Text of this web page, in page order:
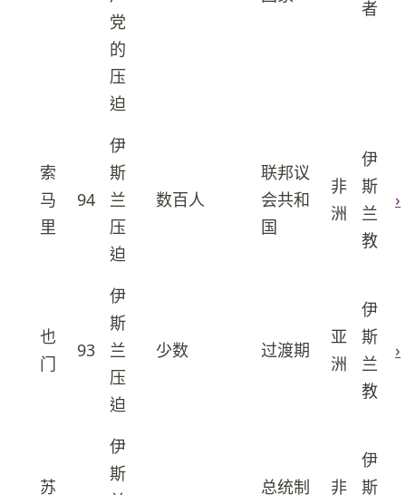
党
的
压
迫
者
索
马
里
94
伊
斯
兰
压
迫
数百人
联邦议
会共和
国
非
洲
伊
斯
兰
教
›
也
门
93
伊
斯
兰
压
迫
少数 过渡期
亚
洲
伊
斯
兰
教
›
苏
伊
斯
总统制
非
伊
斯